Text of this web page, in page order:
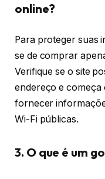
online?
Para proteger suas
se de comprar
Verifique se o site
endereço e começa
fornecer
Wi-Fi públicas.
3. O que é um